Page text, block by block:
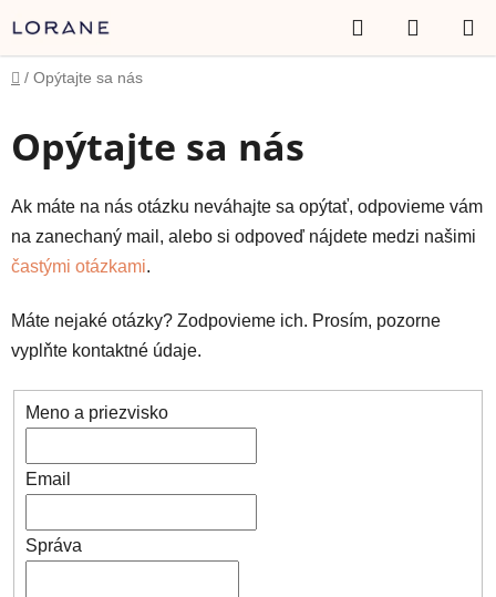
na
obsah
Hľadať
KOŠÍK
Domov
/ Opýtajte sa nás
Opýtajte sa nás
Ak máte na nás otázku neváhajte sa opýtať, odpovieme vám
na zanechaný mail, alebo si odpoveď nájdete medzi našimi
častými otázkami.
Máte nejaké otázky? Zodpovieme ich. Prosím, pozorne
vyplňte kontaktné údaje.
Meno a priezvisko
Email
Správa